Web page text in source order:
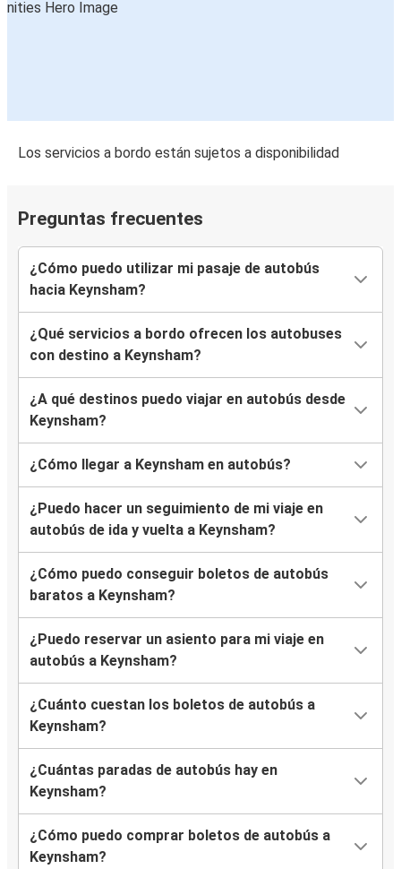
Los servicios a bordo están sujetos a disponibilidad
Preguntas frecuentes
¿Cómo puedo utilizar mi pasaje de autobús
hacia Keynsham?
¿Qué servicios a bordo ofrecen los autobuses
con destino a Keynsham?
¿A qué destinos puedo viajar en autobús desde
Keynsham?
¿Cómo llegar a Keynsham en autobús?
¿Puedo hacer un seguimiento de mi viaje en
autobús de ida y vuelta a Keynsham?
¿Cómo puedo conseguir boletos de autobús
baratos a Keynsham?
¿Puedo reservar un asiento para mi viaje en
autobús a Keynsham?
¿Cuánto cuestan los boletos de autobús a
Keynsham?
¿Cuántas paradas de autobús hay en
Keynsham?
¿Cómo puedo comprar boletos de autobús a
Keynsham?